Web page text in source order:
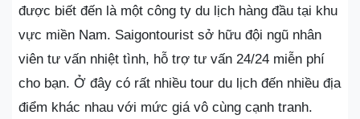
được biết đến là một công ty du lịch hàng đầu tại khu
vực miền Nam. Saigontourist sở hữu đội ngũ nhân
viên tư vấn nhiệt tình, hỗ trợ tư vấn 24/24 miễn phí
cho bạn. Ở đây có rất nhiều tour du lịch đến nhiều địa
điểm khác nhau với mức giá vô cùng cạnh tranh.